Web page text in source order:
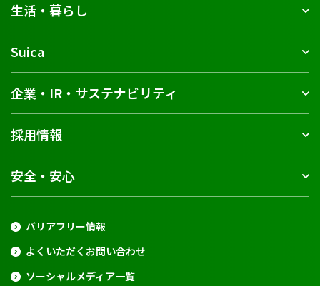
生活・暮らし
Suica
企業・IR・サステナビリティ
採用情報
安全・安心
バリアフリー情報
よくいただくお問い合わせ
ソーシャルメディア一覧